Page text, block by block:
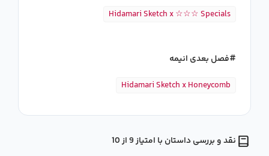
Hidamari Sketch x ☆☆☆ Specials
فصل بعدی انیمه
Hidamari Sketch x Honeycomb
نقد و بررسی داستان با امتیاز 9 از 10